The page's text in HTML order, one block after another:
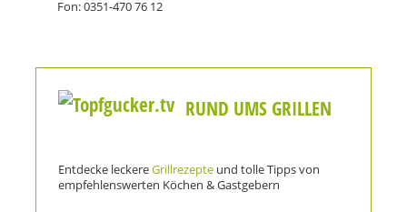
Fon: 0351-470 76 12
RUND UMS GRILLEN
Entdecke leckereGrillrezepte und tolle Tipps von
empfehlenswerten Köchen & Gastgebern